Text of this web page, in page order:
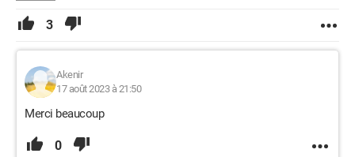
3
Akenir
17 août 2023 à 21:50
Merci beaucoup
0